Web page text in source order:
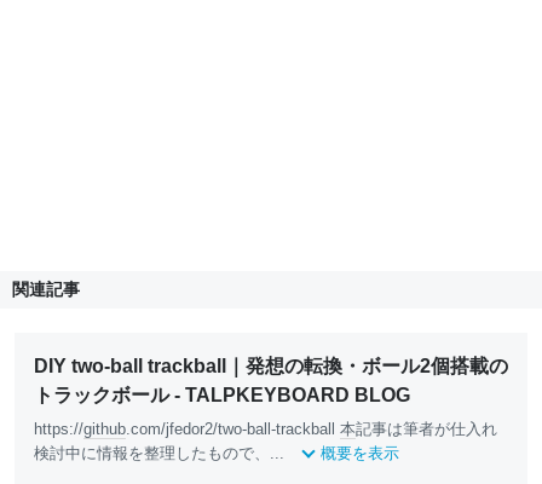
関連記事
DIY two-ball trackball｜発想の転換・ボール2個搭載の
トラックボール - TALPKEYBOARD BLOG
https://github.com/jfedor2/two-ball-trackball 本記事は筆者が仕入れ
検討中に情報を整理したもので、...
概要を表示